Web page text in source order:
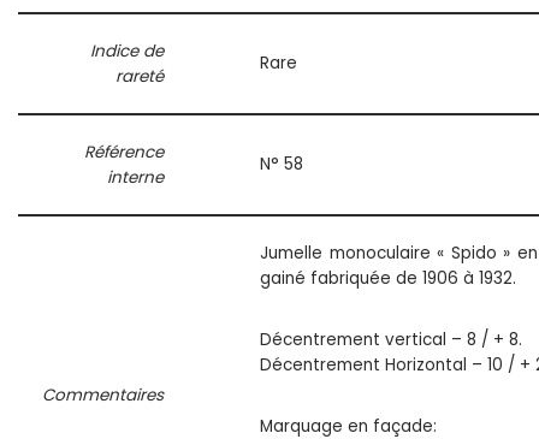
Indice de
rareté
Rare
Référence
interne
N° 58
Commentaires
Jumelle monoculaire « Spido »
gainé fabriquée de 1906 à 1932.
Décentrement vertical – 8 / + 8.
Décentrement Horizontal – 10 / +
Marquage en façade: